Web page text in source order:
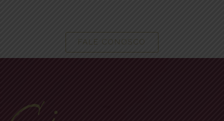
FALE CONOSCO